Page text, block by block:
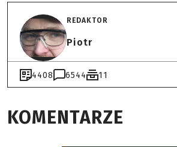
REDAKTOR
Piotr
4408 6544 11
KOMENTARZE